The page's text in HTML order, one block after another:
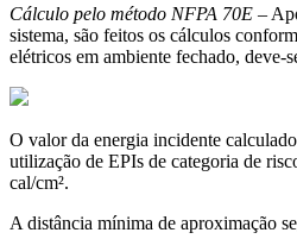
Cálculo pelo método NFPA 70E –
sistema, são feitos os cálculos
elétricos em ambiente fechado, deve-
O valor da energia incidente
utilização de EPIs de categoria de
cal/cm².
A distância mínima de aproximação